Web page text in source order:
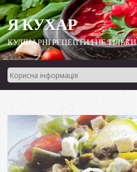
Я КУХАР
КУЛІНАРНІ РЕЦЕПТИ І НЕ ТІЛЬКИ